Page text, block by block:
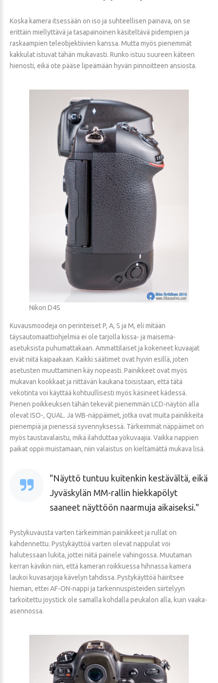
Koska kamera itsessään on iso ja suhteellisen painava, on se
erittäin miellyttävä ja tasapainoinen käsiteltävä pidempien ja
raskaampien teleobjektiivien kanssa. Mutta myös pienemmät
kakkulat istuvat tähän mukavasti. Runko istuu suureen käteen
hienosti, eikä ote pääse lipeämään hyvän pinnoitteen ansiosta.
Nikon D4S
Kuvausmoodeja on perinteiset P, A, S ja M, eli mitään
täysautomaattiohjelmia ei ole tarjolla kissa- ja maisema-
asetuksista puhumattakaan. Ammattilaiset ja kokeneet kuvaajat
eivät niitä kaipaakaan. Kaikki säätimet ovat hyvin esillä, joten
asetusten muuttaminen käy nopeasti. Painikkeet ovat myös
mukavan kookkaat ja riittävän kaukana toisistaan, että tätä
vekotinta voi käyttää kohtuullisesti myös käsineet kädessä.
Pienen poikkeuksen tähän tekevät pienemmän LCD-näytön alla
olevat ISO-, QUAL. Ja WB-näppäimet, jotka ovat muita painikkeita
pienempiä ja pienessä syvennyksessä. Tärkeimmät näppäimet on
myös taustavalaistu, mikä ilahduttaa yökuvaajia. Vaikka nappien
paikat oppii muistamaan, niin valaistus on kieltämättä mukava lisä.
Näyttö tuntuu kuitenkin kestävältä, eikä
Jyväskylän MM-rallin hiekkapölyt
saaneet näyttöön naarmuja aikaiseksi.
Pystykuvausta varten tärkeimmän painikkeet ja rullat on
kahdennettu. Pystykäyttöä varten olevat nappulat voi
halutessaan lukita, jottei niitä painele vahingossa. Muutaman
kerran kävikin niin, että kameran roikkuessa hihnassa kamera
laukoi kuvasarjoja kävelyn tahdissa. Pystykäyttöä häiritsee
hieman, ettei AF-ON-nappi ja tarkennuspisteiden siirtelyyn
tarkoitettu joystick ole samalla kohdalla peukalon alla, kuin vaaka-
asennossa.